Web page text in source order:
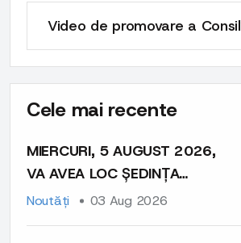
Video de promovare a
Cele mai recente
MIERCURI, 5 AUGUST 2026,
VA AVEA LOC ȘEDINȚA
CONSILIULUI DE EXPREȚI ȘI
Noutăți 03 Aug 2026